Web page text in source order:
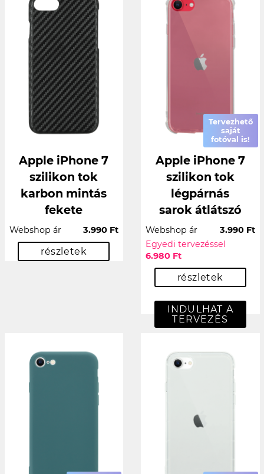
Apple iPhone 7
szilikon tok
karbon mintás
fekete
Webshop ár 3.990 Ft
részletek
Tervezhető
saját
fotóval is!
Apple iPhone 7
szilikon tok
légpárnás
sarok átlátszó
Webshop ár
3.990 Ft
Egyedi tervezéssel
6.980 Ft
részletek
INDULHAT A
TERVEZÉS